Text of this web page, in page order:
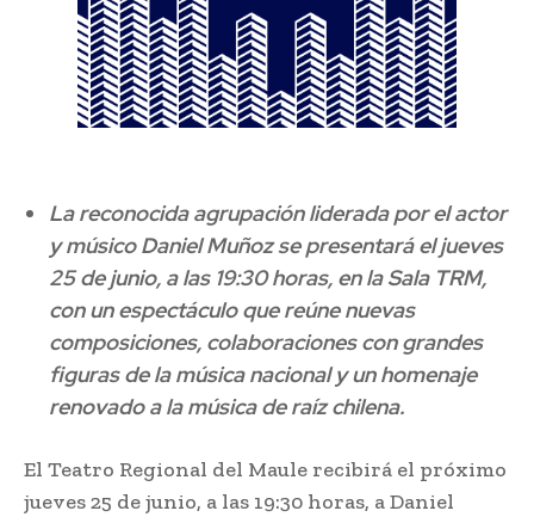
La reconocida agrupación liderada por el actor
y músico Daniel Muñoz se presentará el jueves
25 de junio, a las 19:30 horas, en la Sala TRM,
con un espectáculo que reúne nuevas
composiciones, colaboraciones con grandes
figuras de la música nacional y un homenaje
renovado a la música de raíz chilena.
El Teatro Regional del Maule recibirá el próximo
jueves 25 de junio, a las 19:30 horas, a Daniel